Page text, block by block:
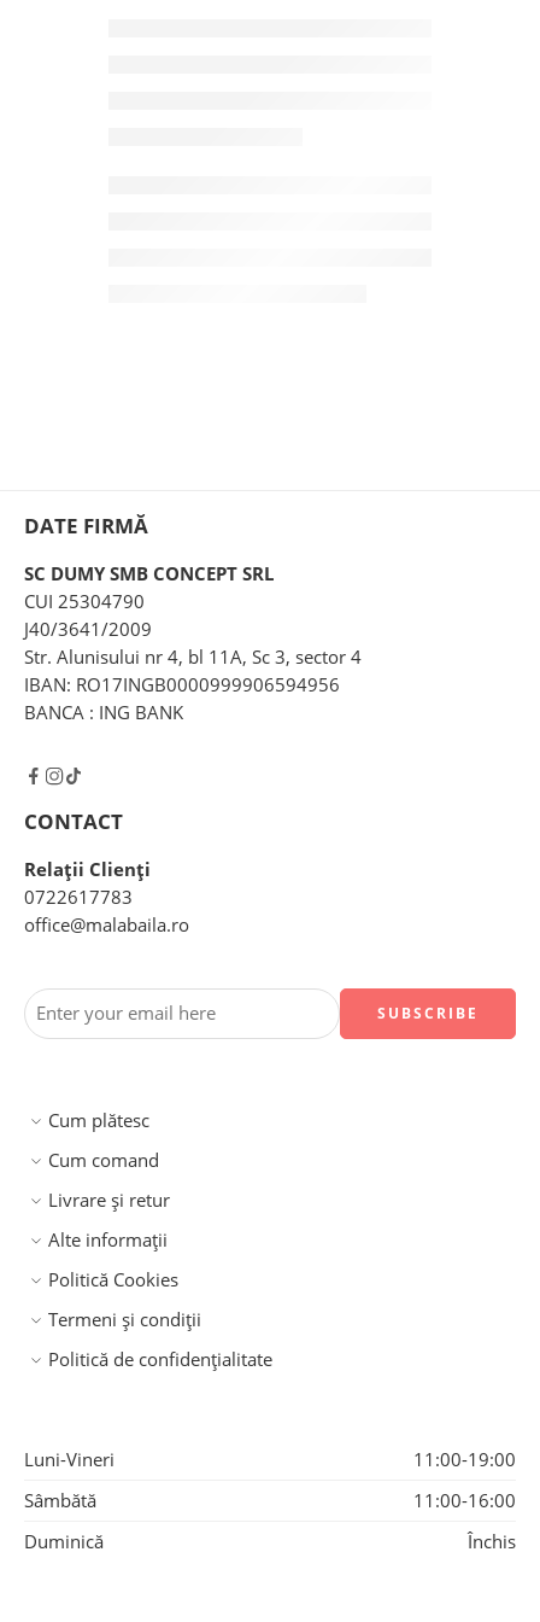
DATE FIRMĂ
SC DUMY SMB CONCEPT SRL
CUI 25304790
J40/3641/2009
Str. Alunisului nr 4, bl 11A, Sc 3, sector 4
IBAN: RO17INGB0000999906594956
BANCA : ING BANK
CONTACT
Relații Clienți
0722617783
office@malabaila.ro
Cum plătesc
Cum comand
Livrare și retur
Alte informații
Politică Cookies
Termeni și condiții
Politică de confidențialitate
Luni-Vineri
11:00-19:00
Sâmbătă
11:00-16:00
Duminică
Închis